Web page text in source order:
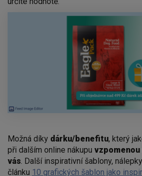
Možná díky dárku/benefitu, který
při dalším online nákupu vzpomenou
vás. Další inspirativní šablony,
článku 10 grafických šablon jako